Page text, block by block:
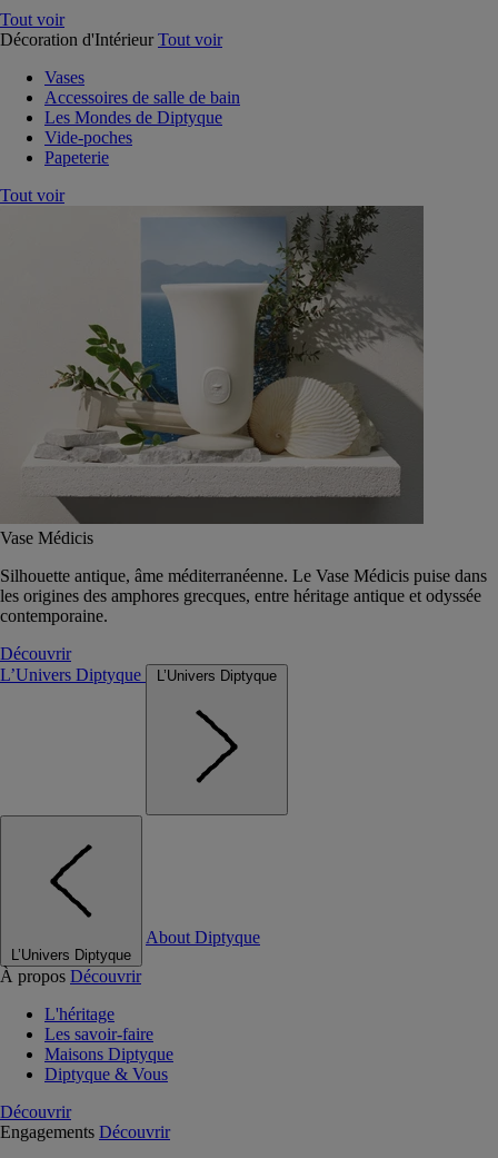
Tout voir
Décoration d'Intérieur Tout voir
Vases
Accessoires de salle de bain
Les Mondes de Diptyque
Vide-poches
Papeterie
Tout voir
Vase Médicis
Silhouette antique, âme méditerranéenne. Le Vase Médicis puise dans
les origines des amphores grecques, entre héritage antique et odyssée
contemporaine.
Découvrir
L’Univers Diptyque
L’Univers Diptyque
L’Univers Diptyque
About Diptyque
À propos Découvrir
L'héritage
Les savoir-faire
Maisons Diptyque
Diptyque & Vous
Découvrir
Engagements Découvrir